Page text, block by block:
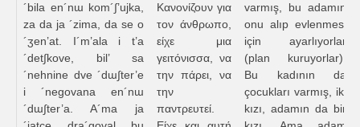
´bila en´nɯ kom´∫’ujka,
za da ja ´zima, da se o
´ʒen’at. I´m’ala i t’a
´det∫kove, bil’ sa
´nehnine dve ´dɯ∫ter’e
i ´negovana en´nɯ
´dɯ∫ter’a. A´ma ja
Κανονίζουν για
τον άνθρωπο,
είχε μια
γειτόνισσα, να
την πάρει, να
την
παντρευτεί.
varmış, bu adamın
onu alıp evlenmesi
için ayarlıyorlar
(plan kuruyorlar).
Bu kadının da
çocukları varmış, iki
kızı, adamın da bir